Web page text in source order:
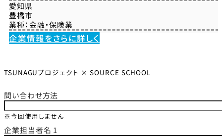
愛知県
豊橋市
業種：金融・保険業
企業情報をさらに詳しく
TSUNAGUプロジェクト × SOURCE SCHOOL
問い合わせ方法
※今回使用しません
企業担当者名 1